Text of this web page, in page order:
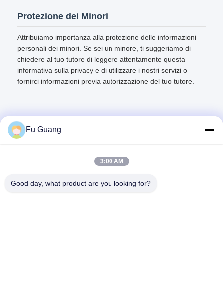
Protezione dei Minori
Attribuiamo importanza alla protezione delle informazioni
personali dei minori. Se sei un minore, ti suggeriamo di
chiedere al tuo tutore di leggere attentamente questa
informativa sulla privacy e di utilizzare i nostri servizi o
fornirci informazioni previa autorizzazione del tuo tutore.
- No, no, no.53, SCIENCE AVENUE, HIGH-TECH DISTRICT,
Fu Guang
3:00 AM
Good day, what product are you looking for?